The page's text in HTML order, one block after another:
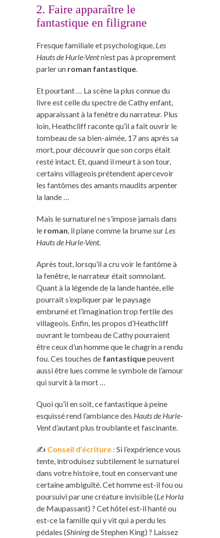
2. Faire apparaître le
fantastique en filigrane
Fresque familiale et psychologique, Les
Hauts de Hurle-Ventn’est pas à proprement
parler un roman fantastique
Et pourtant … La scène la plus connue du
livre est celle du spectre de Cathy enfant,
apparaissant à la fenêtre du narrateur. Plus
loin, Heathcliff raconte qu’il a fait ouvrir le
tombeau de sa bien-aimée, 17 ans après sa
mort, pour découvrir que son corps était
resté intact. Et, quand il meurt à son tour,
certains villageois prétendent apercevoir
les fantômes des amants maudits arpenter
la lande …
Mais le surnaturel ne s’impose jamais dans
le roman , il plane comme la brume sur Les
Hauts de Hurle-Vent.
Après tout, lorsqu’il a cru voir le fantôme à
la fenêtre, le narrateur était somnolant.
Quant à la légende de la lande hantée, elle
pourrait s’expliquer par le paysage
embrumé et l’imagination trop fertile des
villageois. Enfin, les propos d’Heathcliff
ouvrant le tombeau de Cathy pourraient
être ceux d’un homme que le chagrin a rendu
fou. Ces touches de fantastiquepeuvent
aussi être lues comme le symbole de l’amour
qui survit à la mort …
Quoi qu’il en soit, ce fantastique à peine
esquissé rend l’ambiance des Hauts de Hurle-
Ventd’autant plus troublante et fascinante.
✍️ Conseil d’écriture :Si l’expérience vous
tente, introduisez subtilement le surnaturel
dans votre histoire, tout en conservant une
certaine ambiguïté. Cet homme est-il fou ou
poursuivi par une créature invisible (Le Horla
de Maupassant) ? Cet hôtel est-il hanté ou
est-ce la famille qui y vit qui a perdu les
pédales (Shiningde Stephen King) ? Laissez